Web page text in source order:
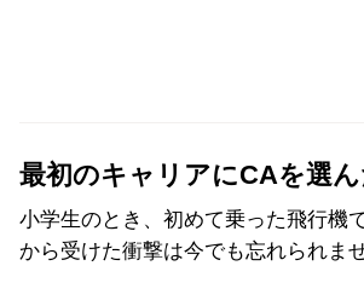
最初のキャリアにCAを選
小学生のとき、初めて乗った飛行機
から受けた衝撃は今でも忘れられませ